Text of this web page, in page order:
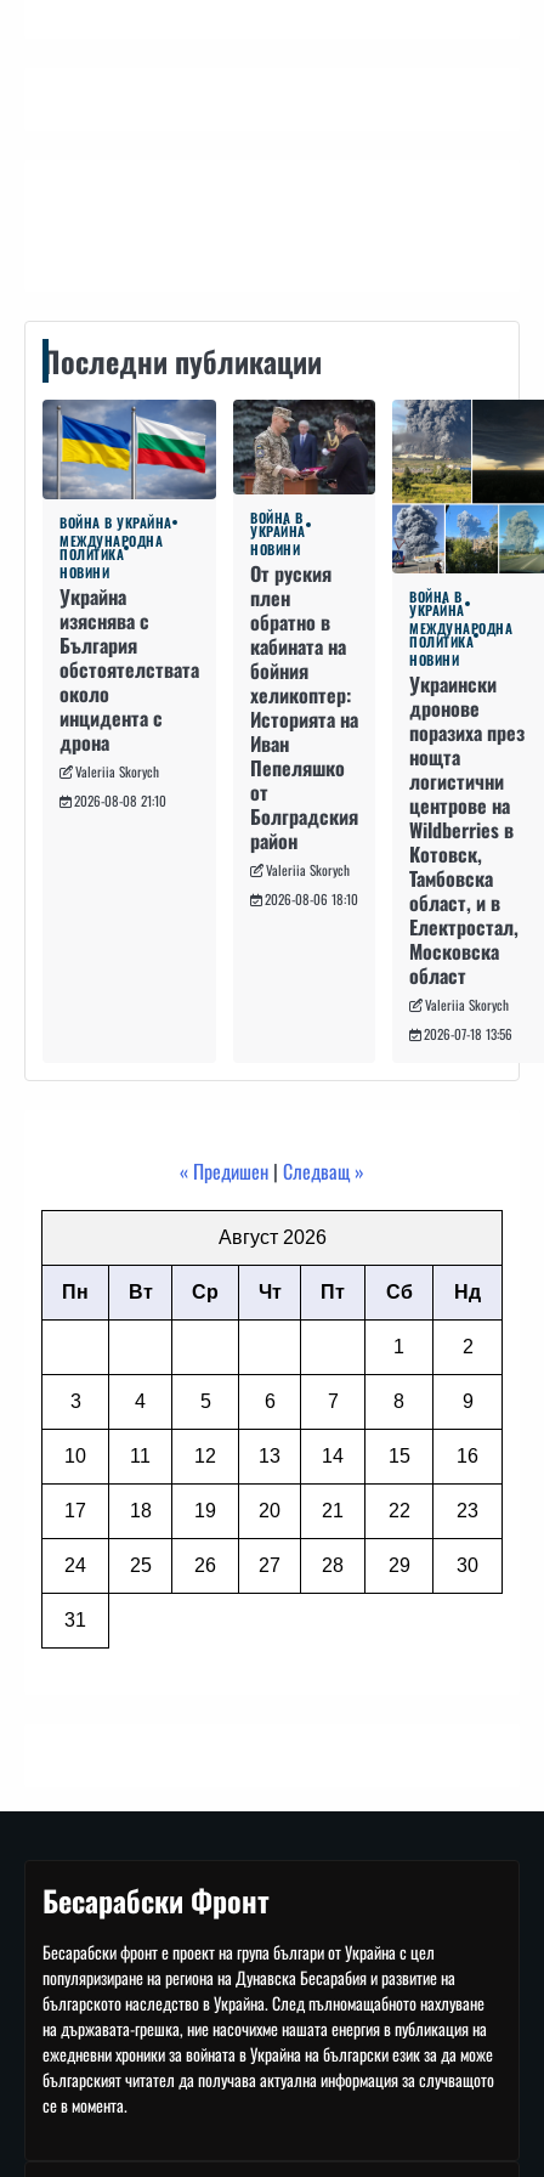
Последни публикации
ВОЙНА В УКРАЙНА
МЕЖДУНАРОДНА
ПОЛИТИКА
НОВИНИ
Украйна
изяснява с
България
обстоятелствата
около
инцидента с
дрона
Valeriia Skorych
2026-08-08 21:10
ВОЙНА В
УКРАЙНА
НОВИНИ
От руския
плен
обратно в
кабината на
бойния
хеликоптер:
Историята на
Иван
Пепеляшко
от
Болградския
район
Valeriia Skorych
2026-08-06 18:10
ВОЙНА В
УКРАЙНА
МЕЖДУНАРОДНА
ПОЛИТИКА
НОВИНИ
Украински
дронове
поразиха през
нощта
логистични
центрове на
Wildberries в
Котовск,
Тамбовска
област, и в
Електростал,
Московска
област
Valeriia Skorych
2026-07-18 13:56
« Предишен | Следващ »
Август 2026
Пн Вт Ср Чт Пт Сб Нд
1 2
3 4 5 6 7 8 9
10 11 12 13 14 15 16
17 18 19 20 21 22 23
24 25 26 27 28 29 30
31
Бесарабски Фронт
Бесарабски фронт е проект на група българи от Украйна с цел
популяризиране на региона на Дунавска Бесарабия и развитие на
българското наследство в Украйна. След пълномащабното нахлуване
на държавата-грешка, ние насочихме нашата енергия в публикация на
ежедневни хроники за войната в Украйна на български език за да може
българският читател да получава актуална информация за случващото
се в момента.